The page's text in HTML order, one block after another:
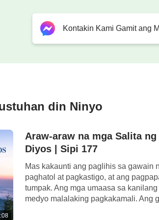
lamang at walang
Hindi ka ba isang tao na
gayong tao ay maging isang may
Pagpapakita at Gawain ng Diyos. Tanging
Kontakin Kami Gamit ang
din Ninyo
Araw-araw na mga Salita
Diyos | Sipi 177
Mas kakaunti ang paglihis sa gawain
paghatol at pagkastigo, at ang
tumpak. Ang mga umaasa sa
medyo malalaking pagkakamali. Ang